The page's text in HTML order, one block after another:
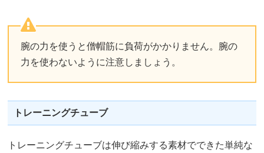
腕の力を使うと僧帽筋に負荷がかかりません。腕の
力を使わないように注意しましょう。
トレーニングチューブ
トレーニングチューブは伸び縮みする素材でできた単純な